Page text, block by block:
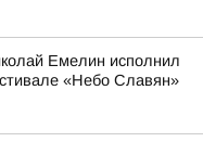
Емелин исполнил
«Небо Славян»